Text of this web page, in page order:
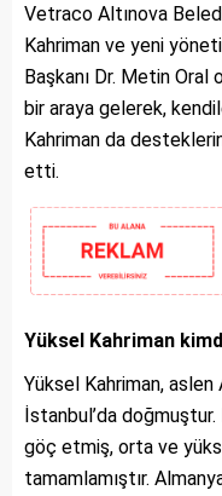
Vetraco Altınova
Kahriman ve yeni
Başkanı Dr. Metin
bir araya gelerek,
Kahriman da
etti.
Yüksel Kahriman
Yüksel Kahriman, aslen
İstanbul’da
göç etmiş, orta ve
tamamlamıştır.